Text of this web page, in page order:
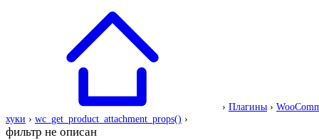
› Плагины ›
хуки › wc_get_product_attachment_props() ›
фильтр не описан